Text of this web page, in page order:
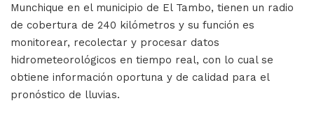
Munchique en el municipio de El Tambo, tienen un radio
de cobertura de 240 kilómetros y su función es
monitorear, recolectar y procesar datos
hidrometeorológicos en tiempo real, con lo cual se
obtiene información oportuna y de calidad para el
pronóstico de lluvias.